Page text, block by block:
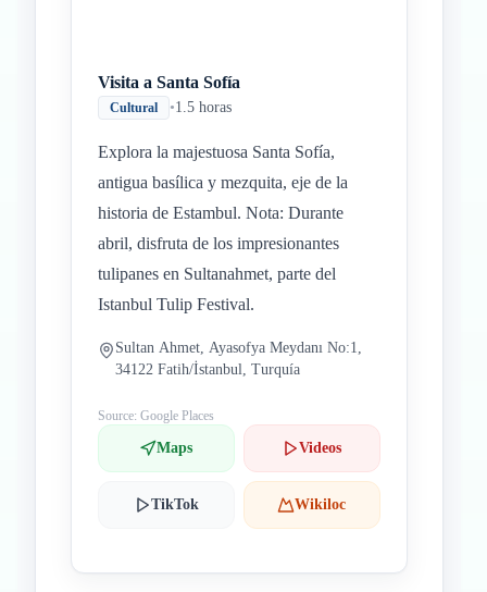
Visita a Santa Sofía
Cultural •1.5 horas
Explora la majestuosa Santa Sofía,
antigua basílica y mezquita, eje de la
historia de Estambul. Nota: Durante
abril, disfruta de los impresionantes
tulipanes en Sultanahmet, parte del
Istanbul Tulip Festival.
Sultan Ahmet, Ayasofya Meydanı No:1,
34122 Fatih/İstanbul, Turquía
Source: Google Places
Maps Videos
TikTok Wikiloc